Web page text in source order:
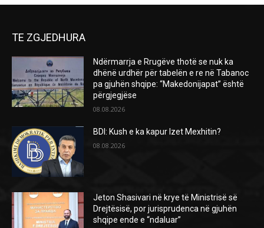
TE ZGJEDHURA
Ndërmarrja e Rrugëve thotë se nuk ka
dhënë urdhër për tabelën e re në Tabanoc
pa gjuhën shqipe: “Makedonijapat” është
përgjegjëse
08.08.2026
BDI: Kush e ka kapur Izet Mexhitin?
08.08.2026
Jeton Shasivari në krye të Ministrisë së
Drejtësisë, por jurisprudenca në gjuhën
shqipe ende e “ndaluar”